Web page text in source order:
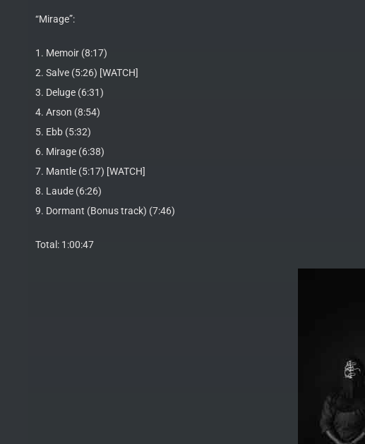
“Mirage”:
1. Memoir (8:17)
2. Salve (5:26) [WATCH]
3. Deluge (6:31)
4. Arson (8:54)
5. Ebb (5:32)
6. Mirage (6:38)
7. Mantle (5:17) [WATCH]
8. Laude (6:26)
9. Dormant (Bonus track) (7:46)
Total: 1:00:47